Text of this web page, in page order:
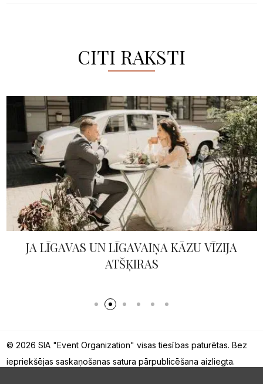
CITI RAKSTI
JA LĪGAVAS UN LĪGAVAIŅA KĀZU VĪZIJA
ATŠĶIRAS
© 2026 SIA "Event Organization" visas tiesības paturētas. Bez
iepriekšējas saskaņošanas satura pārpublicēšana aizliegta.